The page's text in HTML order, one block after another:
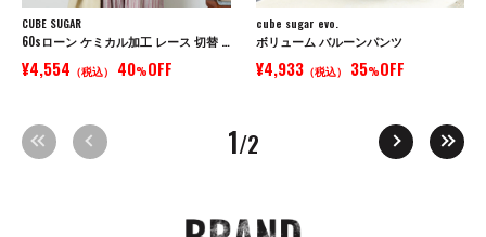
CUBE SUGAR
60sローン ケミカル加工 レース 切替 ドルマン シャツ
¥4,554 （税込） 40%OFF
cube sugar evo.
ボリューム バルーンパンツ
¥4,933（税込） 35%OFF
1/2